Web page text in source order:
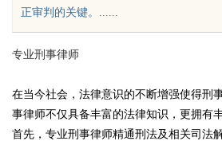
正审判的关键。......
专业刑事律师
在当今社会，法律意识的不断增强使得刑
事律师不仅具备丰富的法律知识，更拥有
首先，专业刑事律师精通刑法及相关司法
把握机遇与规避风
解析